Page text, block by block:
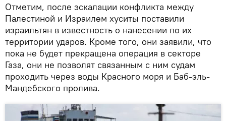
Отметим, после эскалации конфликта между
Палестиной и Израилем хуситы поставили
израильтян в известность о нанесении по их
территории ударов. Кроме того, они заявили, что
пока не будет прекращена операция в секторе
Газа, они не позволят связанным с ним судам
проходить через воды Красного моря и Баб-эль-
Мандебского пролива.